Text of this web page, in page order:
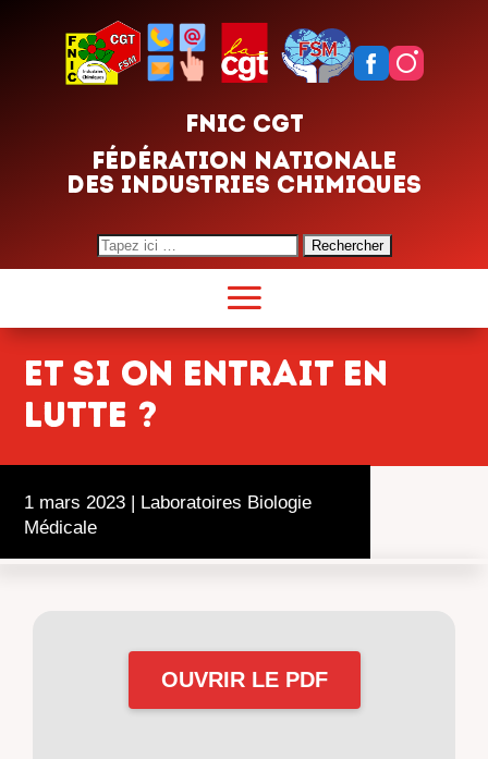
FNIC CGT
FÉDÉRATION NATIONALE
DES INDUSTRIES CHIMIQUES
Search
for:
Et si on entrait en
lutte ?
1 mars 2023 | Laboratoires Biologie
Médicale
OUVRIR LE PDF